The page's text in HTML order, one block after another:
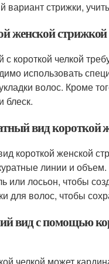
стрижки,
женской
короткой челкой
использовать
волос. Кроме
блеск.
вид короткой
короткой женской
линии и
или лосьон, чтобы
для волос, чтобы
вид с помощью